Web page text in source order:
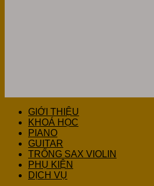
GIỚI THIỆU
KHOÁ HỌC
PIANO
GUITAR
TRỐNG SAX VIOLIN
PHỤ KIỆN
DỊCH VỤ